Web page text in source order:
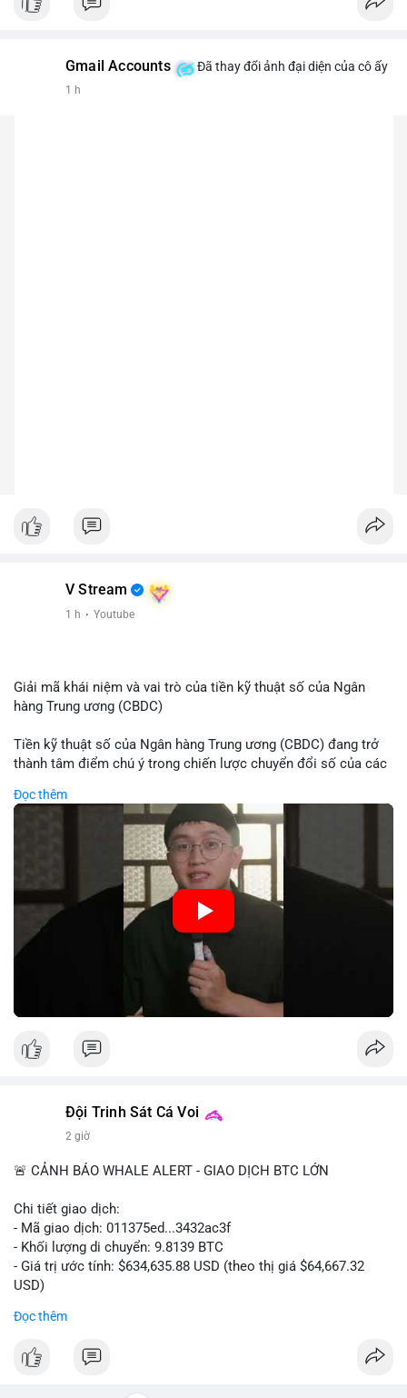
Gmail Accounts Đã thay đổi ảnh đại diện của cô ấy
1 h
V Stream
1 h · Youtube
Giải mã khái niệm và vai trò của tiền kỹ thuật số của Ngân
hàng Trung ương (CBDC)
Tiền kỹ thuật số của Ngân hàng Trung ương (CBDC) đang trở
thành tâm điểm chú ý trong chiến lược chuyển đổi số của các
trung, CBDC là hình thức tiền pháp định được phát hành và
quản lý trực tiếp bởi Ngân hàng Trung ương nhằm tối ưu hóa
hệ thống thanh toán và tăng cường hiệu quả chính sách tiền tệ.
Việc triển khai CBDC hứa hẹn sẽ thay đổi diện mạo của hạ
tầng tài chính truyền thống, mang lại sự tiện lợi trong giao dịch
nhưng cũng đặt ra nhiều thách thức về quyền riêng tư và an
ninh mạng.
🎥 Xem video trực tiếp tại:
Đọc thêm
Đội Trinh Sát Cá Voi
2 giờ
🚨 CẢNH BÁO WHALE ALERT - GIAO DỊCH BTC LỚN
Chi tiết giao dịch:
- Mã giao dịch: 011375ed...3432ac3f
- Khối lượng di chuyển: 9.8139 BTC
- Giá trị ước tính: $634,635.88 USD (theo thị giá $64,667.32
USD)
Giao dịch 9.81 BTC trị giá hơn 634 nghìn USD được phát hiện
Đọc thêm